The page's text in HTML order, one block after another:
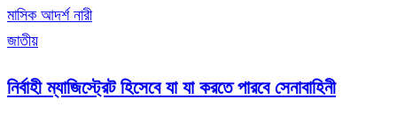
মাসিক আদর্শ নারী
জাতীয়
নির্বাহী ম্যাজিস্ট্রেট হিসেবে যা যা করতে পারবে সেনাবাহিনী